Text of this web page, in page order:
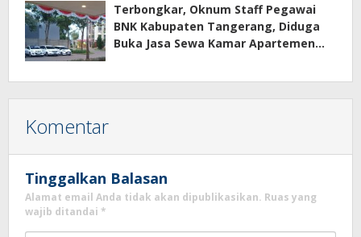
Terbongkar, Oknum Staff Pegawai
BNK Kabupaten Tangerang, Diduga
Buka Jasa Sewa Kamar Apartemen
Komentar
Tinggalkan Balasan
Alamat email Anda tidak akan dipublikasikan. Ruas yang
wajib ditandai *